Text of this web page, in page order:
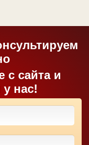
с сайта и
нас!